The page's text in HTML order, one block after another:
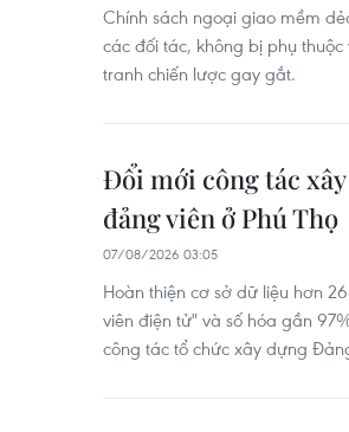
Chính sách ngoại giao mềm
các đối tác, không bị phụ
tranh chiến lược gay gắt.
Đổi mới công tác
đảng viên ở Phú Thọ
07/08/2026 03:05
Hoàn thiện cơ sở dữ liệu hơn
viên điện tử" và số hóa gần
công tác tổ chức xây dựng